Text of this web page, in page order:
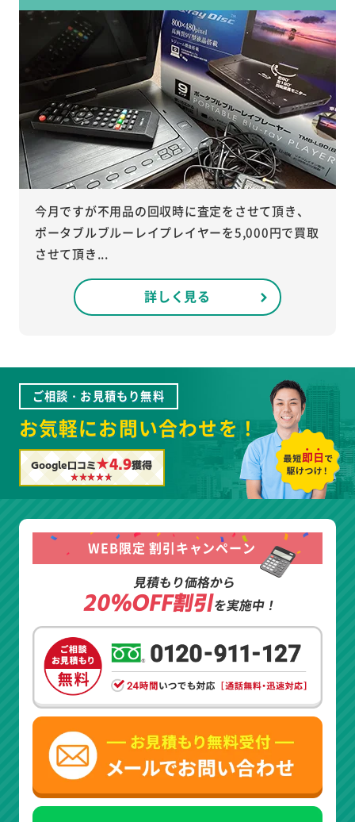
今月ですが不用品の回収時に査定をさせて頂き、
ポータブルブルーレイプレイヤーを5,000円で買取
させて頂き...
詳しく見る
ご相談・お見積もり無料
お気軽にお問い合わせを！
Google口コミ★4.9獲得
WEB限定 割引キャンペーン
見積もり価格から
20%OFF割引を実施中！